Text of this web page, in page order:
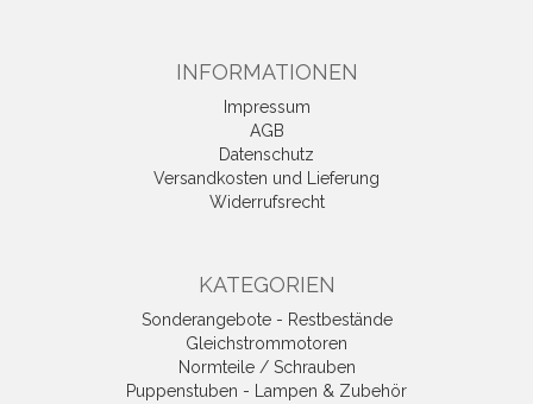
INFORMATIONEN
Impressum
AGB
Datenschutz
Versandkosten und Lieferung
Widerrufsrecht
KATEGORIEN
Sonderangebote - Restbestände
Gleichstrommotoren
Normteile / Schrauben
Puppenstuben - Lampen & Zubehör